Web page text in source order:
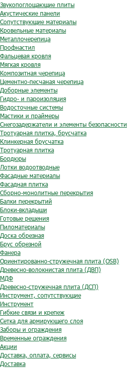
Звукопоглощающие плиты
Акустические панели
Сопутствующие материалы
Кровельные материалы
Металлочерепица
Профнастил
Фальцевая кровля
Мягкая кровля
Композитная черепица
Цементно-песчаная черепица
Доборные элементы
Гидро- и пароизоляция
Водосточные системы
Мастики и праймеры
Снегозадержатели и элементы безопасности
Тротуарная плитка, брусчатка
Клинкерная брусчатка
Тротуарная плитка
Бордюры
Лотки водоотводные
Фасадные материалы
Фасадная плитка
Сборно-монолитные перекрытия
Балки перекрытий
Блоки-вкладыши
Готовые решения
Пиломатериалы
Доска обрезная
Брус обрезной
Фанера
Ориентированно-стружечная плита (OSB)
Древесно-волокнистая плита (ДВП)
МДФ
Древесно-стружечная плита (ДСП)
Инструмент, сопутствующие
Инструмент
Гибкие связи и крепеж
Сетка для армирующего слоя
Заборы и ограждения
Временные ограждения
Акции
Доставка, оплата, сервисы
Доставка